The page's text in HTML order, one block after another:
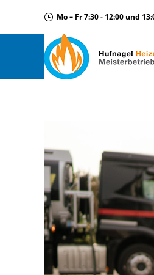
Mo – Fr 7:30 - 12:00 und